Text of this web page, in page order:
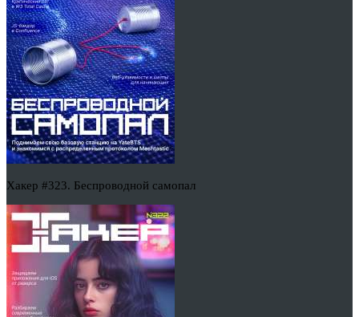
Хакер #323. Беспроводной самопал